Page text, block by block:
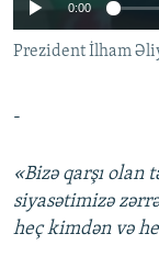
İZ - MƏDƏNIYYƏT
AZADLIQRADIOSU
RFE/RL-in
0:00
Prezident İlham
-
«Bizə qarşı
siyasətimizə
heç kimdən və